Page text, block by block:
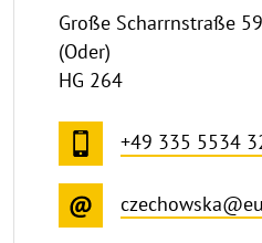
Große Scharrnstraße
(Oder)
HG 264
+49 335 5534